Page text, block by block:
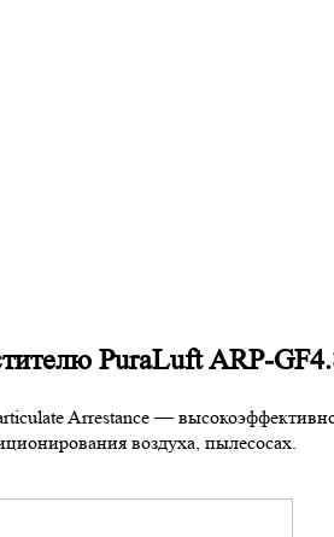
PuraLuft ARP-
Arrestance—
воздуха, пылесосах.